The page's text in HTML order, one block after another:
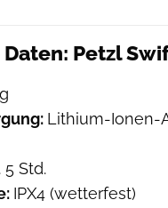
Petzl
Lithium-Ionen-
5 Std.
IPX4 (wetterfest)